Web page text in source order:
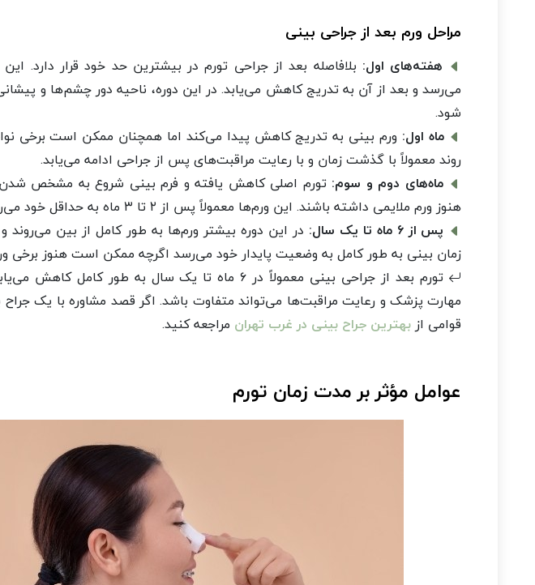
مراحل ورم بعد از جراحی بینی
هفته‌های اول:
می‌رسد و بعد از آن به تدریج کاهش می‌یابد. در این دوره، ناحیه دور چشم‌ها و
شود.
ماه اول: ورم بینی به تدریج کاهش پیدا می‌کند اما همچنان ممکن است برخی
روند معمولاً با گذشت زمان و با رعایت مراقبت‌های پس از جراحی ادامه می‌یابد.
ماه‌های دوم و سوم: تورم اصلی کاهش یافته و فرم بینی شروع به مشخص
هنوز ورم ملایمی داشته باشند. این ورم‌ها معمولاً پس از ۲ تا ۳ ماه به حداقل خود می‌رسند.
پس از ۶ ماه تا یک سال:
در این دوره بیشتر ورم‌ها به طور کامل از بین
زمان بینی به طور کامل به وضعیت پایدار خود می‌رسد اگرچه ممکن است هنوز برخی
تورم بعد از جراحی بینی معمولاً در ۶ ماه تا یک سال به
مهارت پزشک و رعایت مراقبت‌ها می‌تواند متفاوت باشد. اگر قصد مشاوره با یک جراح
قوامی از بهترین جراح بینی در غرب تهران مراجعه کنید.
عوامل مؤثر بر مدت زمان تورم